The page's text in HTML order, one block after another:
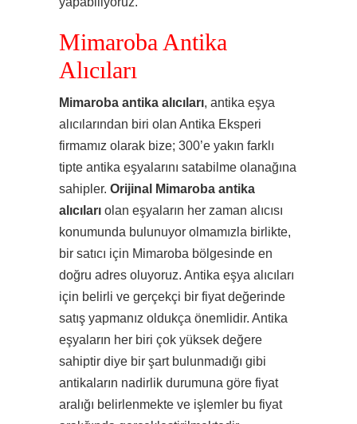
Mimaroba Antika
Alıcıları
Mimaroba antika alıcıları, antika eşya
alıcılarından biri olan Antika Eksperi
firmamız olarak bize; 300’e yakın farklı
tipte antika eşyalarını satabilme olanağına
sahipler. Orijinal Mimaroba antika
alıcıları olan eşyaların her zaman alıcısı
konumunda bulunuyor olmamızla birlikte,
bir satıcı için Mimaroba bölgesinde en
doğru adres oluyoruz. Antika eşya alıcıları
için belirli ve gerçekçi bir fiyat değerinde
satış yapmanız oldukça önemlidir. Antika
eşyaların her biri çok yüksek değere
sahiptir diye bir şart bulunmadığı gibi
antikaların nadirlik durumuna göre fiyat
aralığı belirlenmekte ve işlemler bu fiyat